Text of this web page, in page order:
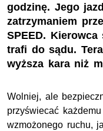
godzinę. Jego
zatrzymaniem
SPEED.
trafi do sądu.
wyższa kara niż
Wolniej, ale
przyświecać
wzmożonego ruchu,